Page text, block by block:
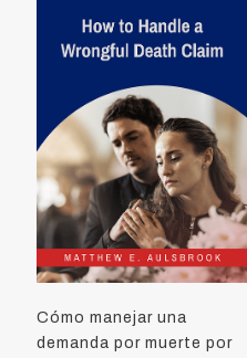
Cómo manejar una
demanda por muerte por